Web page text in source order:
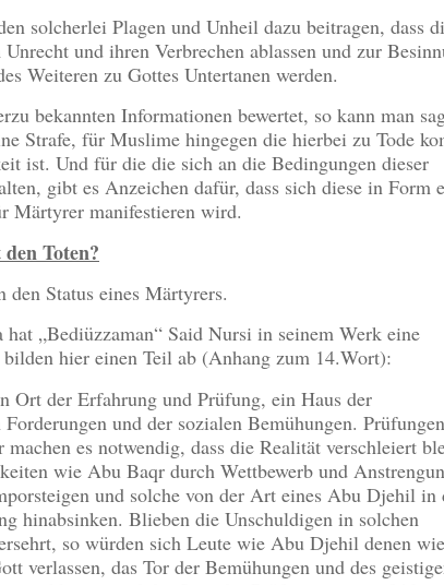
solcherlei Plagen und Unheil dazu beitragen, dass
und ihren Verbrechen ablassen und zur
Weiteren zu Gottes Untertanen werden.
bekannten Informationen bewertet, so kann man
Strafe, für Muslime hingegen die hierbei zu Tode
ist. Und für die die sich an die Bedingungen dieser
gibt es Anzeichen dafür, dass sich diese in Form
Märtyrer manifestieren wird.
Toten?
den Status eines Märtyrers.
hat „Bediüzzaman“ Said Nursi in seinem Werk eine
hier einen Teil ab (Anhang zum 14.Wort):
Ort der Erfahrung und Prüfung, ein Haus der
und der sozialen Bemühungen.
machen es notwendig, dass die Realität verschleiert
wie Abu Baqr durch Wettbewerb und
und solche von der Art eines Abu Djehil in
hinabsinken. Blieben die Unschuldigen in solchen
so würden sich Leute wie Abu Djehil denen
verlassen, das Tor der Bemühungen und des